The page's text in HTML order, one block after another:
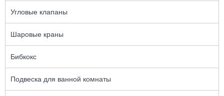
Угловые клапаны
Шаровые краны
Бибкокс
Подвеска для ванной комнаты